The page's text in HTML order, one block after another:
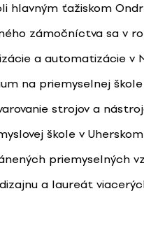
hlavným ťažiskom
zámočníctva sa v
a automatizácie v
na priemyselnej
strojov a
škole v
priemyselných
a laureát